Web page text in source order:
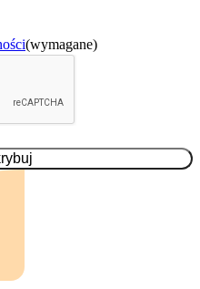
(wymagane)